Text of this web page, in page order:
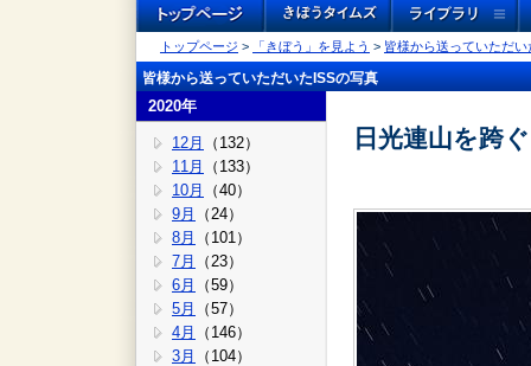
トップページ > 「きぼう」を見よう > 皆様から送っていただい
皆様から送っていただいたISSの写真
2020年
12月
（132）
11月
（133）
10月
（40）
9月
（24）
8月
（101）
7月
（23）
6月
（59）
5月
（57）
4月
（146）
3月
（104）
日光連山を跨